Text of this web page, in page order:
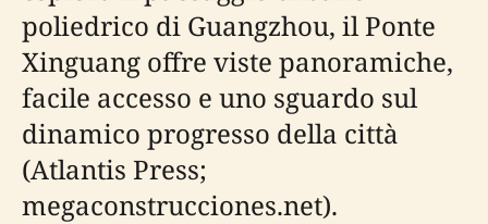
poliedrico di Guangzhou, il Ponte
Xinguang offre viste panoramiche,
facile accesso e uno sguardo sul
dinamico progresso della città
(Atlantis Press;
megaconstrucciones.net).